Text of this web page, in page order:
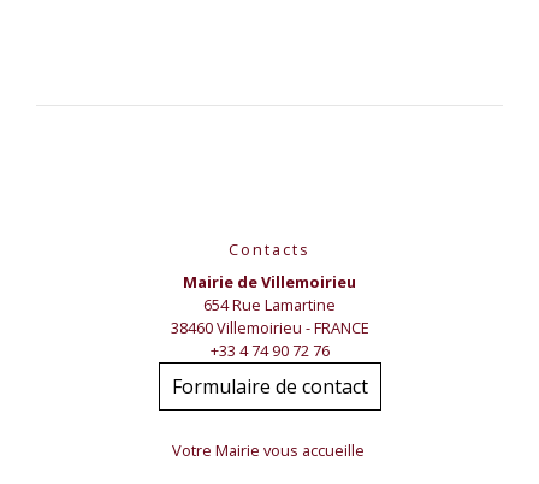
Contacts
Mairie de Villemoirieu
654 Rue Lamartine
38460 Villemoirieu - FRANCE
+33 4 74 90 72 76
Formulaire de contact
Votre Mairie vous accueille